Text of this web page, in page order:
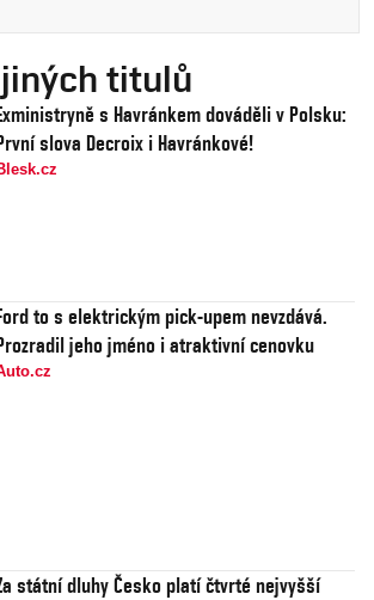
titulů
s Havránkem dováděli v Polsku:
slova Decroix i Havránkové!
to s elektrickým pick-upem nevzdává.
jeho jméno i atraktivní cenovku
státní dluhy Česko platí čtvrté nejvyšší